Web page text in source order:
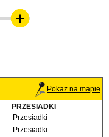
Pokaż na mapie
PRZESIADKI
Przesiadki
Przesiadki